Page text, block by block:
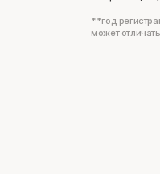
**год
может